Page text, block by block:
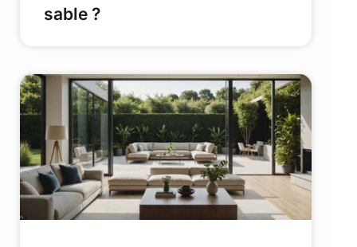
sable ?